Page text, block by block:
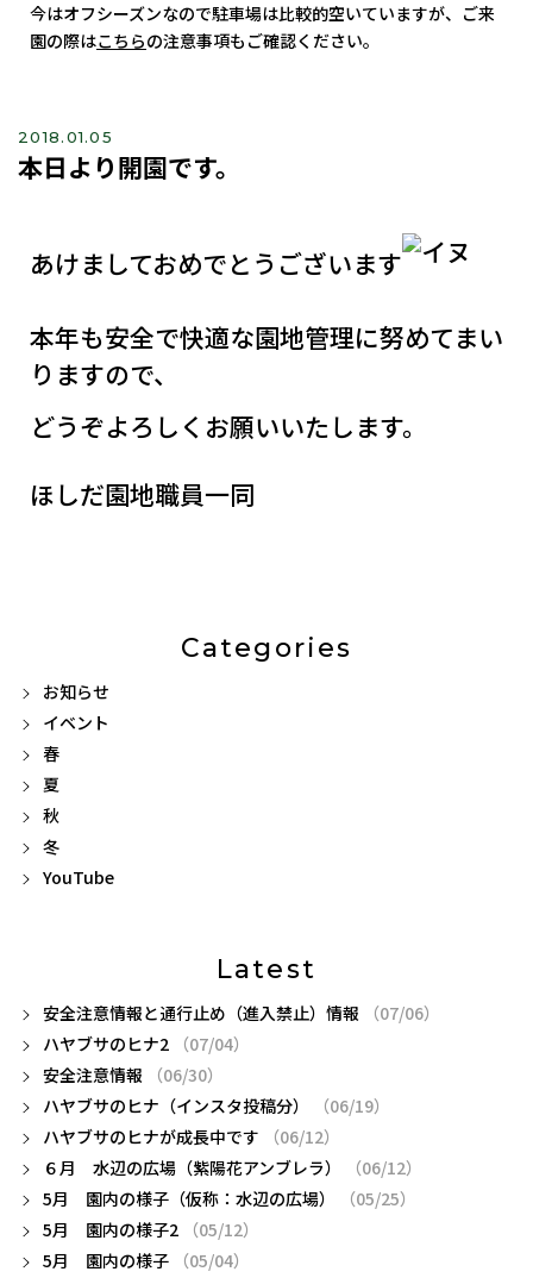
今はオフシーズンなので駐車場は比較的空いていますが、ご来
園の際はこちらの注意事項もご確認ください。
2018.01.05
本日より開園です。
あけましておめでとうございます
本年も安全で快適な園地管理に努めてまい
りますので、
どうぞよろしくお願いいたします。
ほしだ園地職員一同
Categories
お知らせ
イベント
春
夏
秋
冬
YouTube
Latest
安全注意情報と通行止め（進入禁止）情報
（07/06）
ハヤブサのヒナ2
（07/04）
安全注意情報
（06/30）
ハヤブサのヒナ（インスタ投稿分）
（06/19）
ハヤブサのヒナが成長中です
（06/12）
６月 水辺の広場（紫陽花アンブレラ）
（06/12）
5月 園内の様子（仮称：水辺の広場）
（05/25）
5月 園内の様子2
（05/12）
5月 園内の様子
（05/04）